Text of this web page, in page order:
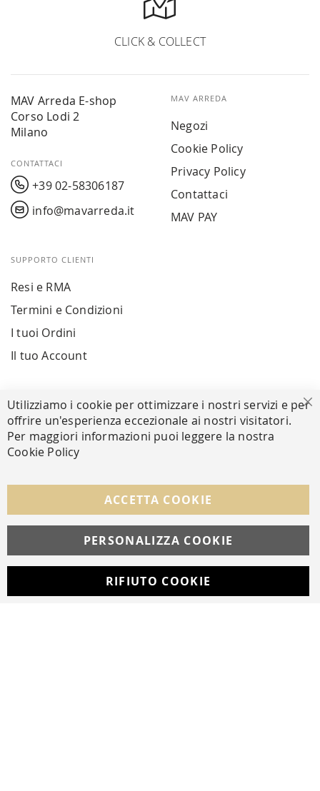
CLICK & COLLECT
MAV Arreda E-shop
Corso Lodi 2
Milano
CONTATTACI
+39 02-58306187
info@mavarreda.it
MAV ARREDA
Negozi
Cookie Policy
Privacy Policy
Contattaci
MAV PAY
SUPPORTO CLIENTI
Resi e RMA
Termini e Condizioni
I tuoi Ordini
Il tuo Account
Facebook Instagram Whatsapp
© Copyright MAV Arreda s.r.l. | P.IVA IT05919160969
Via Galileo Galilei, 14 | Milano
Utilizziamo i cookie per ottimizzare i nostri servizi e per
offrire un'esperienza eccezionale ai nostri visitatori.
Per maggiori informazioni puoi leggere la nostra
Cookie Policy
ACCETTA COOKIE
PERSONALIZZA COOKIE
RIFIUTO COOKIE